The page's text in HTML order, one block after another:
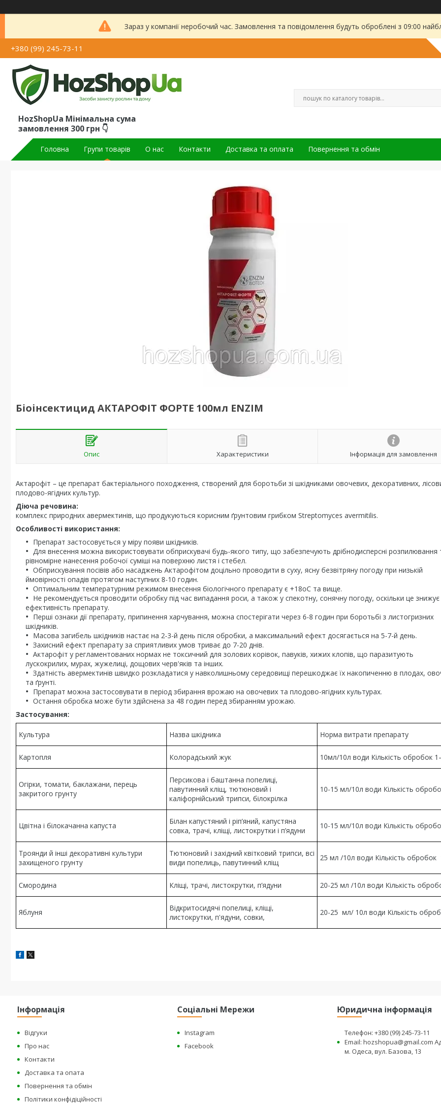
Зараз у компанії неробочий час. Замовлення та повідомлення будуть оброблені з 09:00
+380 (99) 245-73-11
HozShopUa Мінімальна сума
замовлення 300 грн 👇
Головна Групи товарів О нас Контакти Доставка та оплата Повернення та обмін
Біоінсектицид АКТАРОФІТ ФОРТЕ 100мл ENZIM
Опис Характеристики Інформація для замовлення
Актарофіт – це препарат бактеріального походження, створений для боротьби зі шкідниками овочевих, декоративних,
плодово-ягідних культур.
Діюча речовина:
комплекс природних авермектинів, що продукуються корисним ґрунтовим грибком Streptomyces avermitilis.
Особливості використання:
Препарат застосовується у міру появи шкідників.
Для внесення можна використовувати обприскувачі будь-якого типу, що забезпечують дрібнодисперсні розпилювання
рівномірне нанесення робочої суміші на поверхню листя і стебел.
Обприскування посівів або насаджень Актарофітом доцільно проводити в суху, ясну безвітряну погоду при низькій
ймовірності опадів протягом наступних 8-10 годин.
Оптимальним температурним режимом внесення біологічного препарату є +18оС та вище.
Не рекомендується проводити обробку під час випадання роси, а також у спекотну, сонячну погоду, оскільки це знижує
ефективність препарату.
Перші ознаки дії препарату, припинення харчування, можна спостерігати через 6-8 годин при боротьбі з листогризних
шкідників.
Масова загибель шкідників настає на 2-3-й день після обробки, а максимальний ефект досягається на 5-7-й день.
Захисний ефект препарату за сприятливих умов триває до 7-20 днів.
Актарофіт у регламентованих нормах не токсичний для золових корівок, павуків, хижих клопів, що паразитують
лускокрилих, мурах, жужелиці, дощових черв'яків та інших.
Здатність авермектинів швидко розкладатися у навколишньому середовищі перешкоджає їх накопиченню в плодах,
та ґрунті.
Препарат можна застосовувати в період збирання врожаю на овочевих та плодово-ягідних культурах.
Остання обробка може бути здійснена за 48 годин перед збиранням урожаю.
Застосування:
Культура Назва шкідника Норма витрати препарату
Картопля Колорадський жук 10мл/10л води Кількість обробок
Огірки, томати, баклажани, перець
закритого грунту
Персикова і баштанна попелиці,
павутинний кліщ, тютюновий і
каліфорнійський трипси, білокрілка
10-15 мл/10л води Кількість
Цвітна і білокачанна капуста
Білан капустяний і ріп’яний, капустяна
совка, трачі, кліщі, листокрутки і п’ядуни
10-15 мл/10л води Кількість
Троянди й інші декоративні культури
захищеного грунту
Тютюновий і західний квітковий трипси, всі
види попелиць, павутинний кліщ
25 мл /10л води Кількість обробок
Смородина Кліщі, трачі, листокрутки, п’ядуни 20-25 мл /10л води Кількість
Яблуня
Відкритосидячі попелиці, кліщі,
листокрутки, п'ядуни, совки,
20-25 мл/ 10л води Кількість
Інформація
Відгуки
Про нас
Контакти
Доставка та опата
Повернення та обмін
Політики конфідіційності
Соціальні Мережи
Instagram
Facebook
Юридична інформація
Телефон: +380 (99) 245-73-11
Email: hozshopua@gmail.com
м. Одеса, вул. Базова, 13